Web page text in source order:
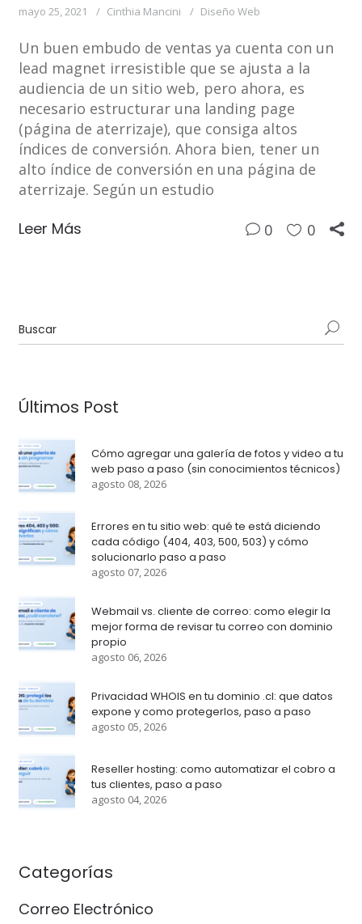
mayo 25, 2021 Cinthia Mancini Diseño Web
Un buen embudo de ventas ya cuenta con un
lead magnet irresistible que se ajusta a la
audiencia de un sitio web, pero ahora, es
necesario estructurar una landing page
(página de aterrizaje), que consiga altos
índices de conversión. Ahora bien, tener un
alto índice de conversión en una página de
aterrizaje. Según un estudio
Leer Más 0 0
Últimos Post
Cómo agregar una galería de fotos y video a tu
web paso a paso (sin conocimientos técnicos)
agosto 08, 2026
Errores en tu sitio web: qué te está diciendo
cada código (404, 403, 500, 503) y cómo
solucionarlo paso a paso
agosto 07, 2026
Webmail vs. cliente de correo: como elegir la
mejor forma de revisar tu correo con dominio
propio
agosto 06, 2026
Privacidad WHOIS en tu dominio .cl: que datos
expone y como protegerlos, paso a paso
agosto 05, 2026
Reseller hosting: como automatizar el cobro a
tus clientes, paso a paso
agosto 04, 2026
Categorías
Correo Electrónico